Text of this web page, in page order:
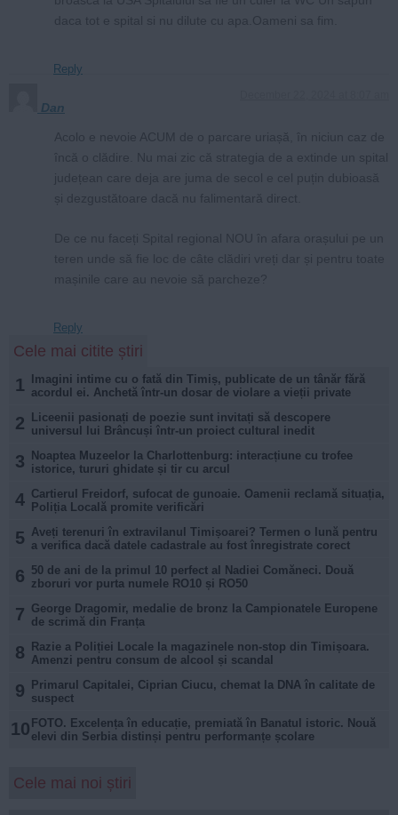
Reply
Dan
Reply
Cele mai citite știri
1
Imagini intime cu o fată din Timiș, publicate de un tânăr fără
acordul ei. Anchetă într-un dosar de violare a vieții private
2
Liceenii pasionați de poezie sunt invitați să descopere
universul lui Brâncuși într-un proiect cultural inedit
3
Noaptea Muzeelor la Charlottenburg: interacțiune cu trofee
istorice, tururi ghidate și tir cu arcul
4 Cartierul Freidorf, sufocat de gunoaie. Oamenii reclamă situația,
Poliția Locală promite verificări
5 Aveți terenuri în extravilanul Timișoarei? Termen o lună pentru
a verifica dacă datele cadastrale au fost înregistrate corect
6 50 de ani de la primul 10 perfect al Nadiei Comăneci. Două
zboruri vor purta numele RO10 și RO50
7 George Dragomir, medalie de bronz la Campionatele Europene
de scrimă din Franța
8
Razie a Poliției Locale la magazinele non-stop din Timișoara.
Amenzi pentru consum de alcool și scandal
9
Primarul Capitalei, Ciprian Ciucu, chemat la DNA în calitate de
suspect
10 FOTO. Excelența în educație, premiată în Banatul istoric. Nouă
elevi din Serbia distinși pentru performanțe școlare
Cele mai noi știri